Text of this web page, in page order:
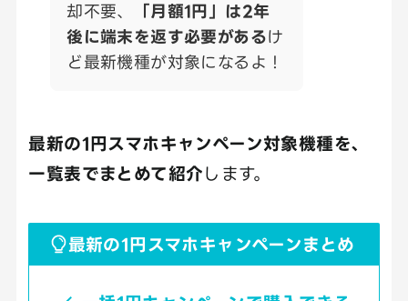
却不要、
「月額1円」は2年
後に端末を返す必要があるけ
ど最新機種が対象になるよ！
最新の1円スマホキャンペーン対象機種を、
一覧表でまとめて紹介します。
最新の1円スマホキャンペーンまとめ